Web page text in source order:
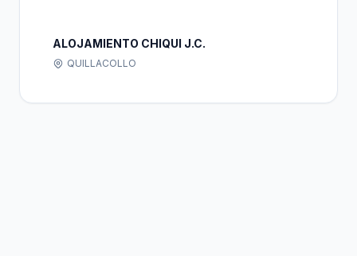
ALOJAMIENTO CHIQUI J.C.
QUILLACOLLO